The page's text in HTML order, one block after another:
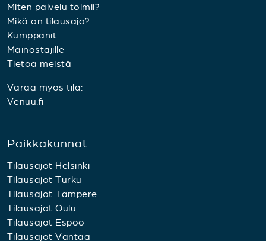
Miten palvelu toimii?
Mikä on tilausajo?
Kumppanit
Mainostajille
Tietoa meistä
Varaa myös tila:
Venuu.fi
Paikkakunnat
Tilausajot Helsinki
Tilausajot Turku
Tilausajot Tampere
Tilausajot Oulu
Tilausajot Espoo
Tilausajot Vantaa